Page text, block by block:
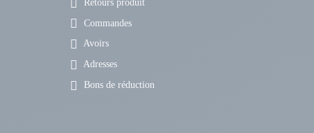
Retours produit
Commandes
Avoirs
Adresses
Bons de réduction